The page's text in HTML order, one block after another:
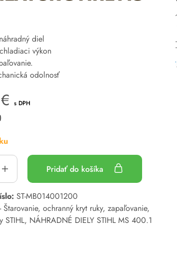
diel
výkon
odolnosť
€ s DPH
)
Pridať do košíka
ST-MB014001200
Štarovanie, ochranný kryt ruky, zapaľovanie,
STIHL, NÁHRADNÉ DIELY STIHL MS 400.1